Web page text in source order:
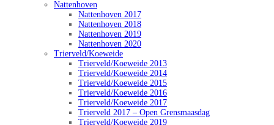
Nattenhoven
Nattenhoven 2017
Nattenhoven 2018
Nattenhoven 2019
Nattenhoven 2020
Trierveld/Koeweide
Trierveld/Koeweide 2013
Trierveld/Koeweide 2014
Trierveld/Koeweide 2015
Trierveld/Koeweide 2016
Trierveld/Koeweide 2017
Trierveld 2017 – Open Grensmaasdag
Trierveld/Koeweide 2019